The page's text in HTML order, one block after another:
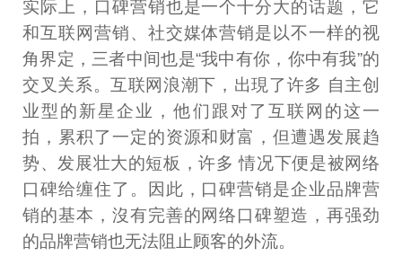
实际上，口碑营销也是一个十分大的话题，它
和互联网营销、社交媒体营销是以不一样的视
角界定，三者中间也是“我中有你，你中有我”的
交叉关系。互联网浪潮下，出現了许多 自主创
业型的新星企业，他们跟对了互联网的这一
拍，累积了一定的资源和财富，但遭遇发展趋
势、发展壮大的短板，许多 情况下便是被网络
口碑给缠住了。因此，口碑营销是企业品牌营
销的基本，沒有完善的网络口碑塑造，再强劲
的品牌营销也无法阻止顾客的外流。